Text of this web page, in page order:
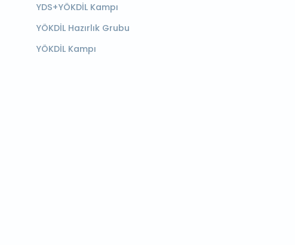
YDS+YÖKDİL Kampı
YÖKDİL Hazırlık Grubu
YÖKDİL Kampı